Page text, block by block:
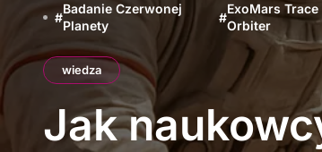
#
Badanie Czerwonej
Planety
#
ExoMars Trace
Orbiter
wiedza
Jak